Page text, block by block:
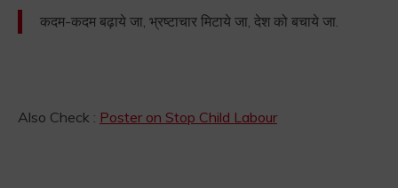
कदम-कदम बढ़ाये जा, भ्रष्टाचार मिटाये जा, देश को बचाये जा.
Also Check : Poster on Stop Child Labour